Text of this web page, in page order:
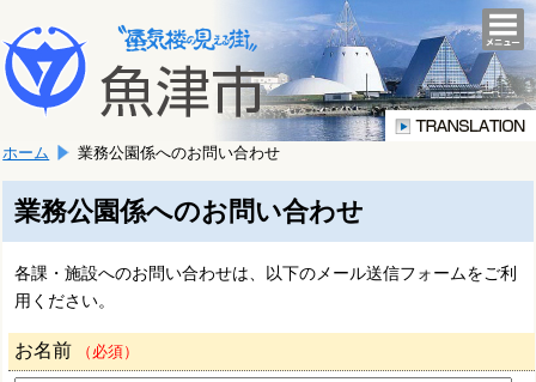
文
へ
移
ま
す。
こ
か
文
で
す。
ホーム 業務公園係へのお問い合わせ
業務公園係へのお問い合わせ
各課・施設へのお問い合わせは、以下のメール送信フォームをご利
用ください。
お名前 （必須）